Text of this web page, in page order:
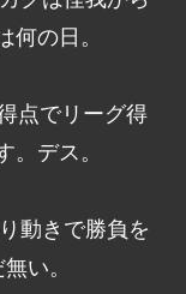
何の日。
点でリーグ得
。デス。
動きで勝負を
い。